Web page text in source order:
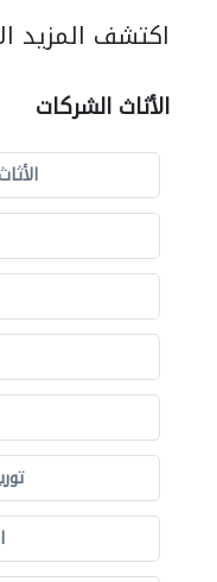
اكتشف المزيد
الأثاث الشركات